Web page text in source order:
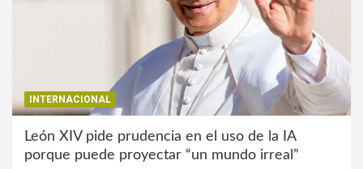
INTERNACIONAL
León XIV pide prudencia en el uso de la IA
porque puede proyectar “un mundo irreal”